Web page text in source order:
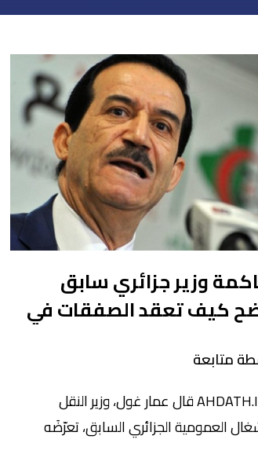
وزير جزائري سابق
كيف تعقد الصفقات في
العسكر
متابعة
AHDATH.INFO قال عمار غول، وزير النقل
العمومية الجزائري السابق، تعرّضَه